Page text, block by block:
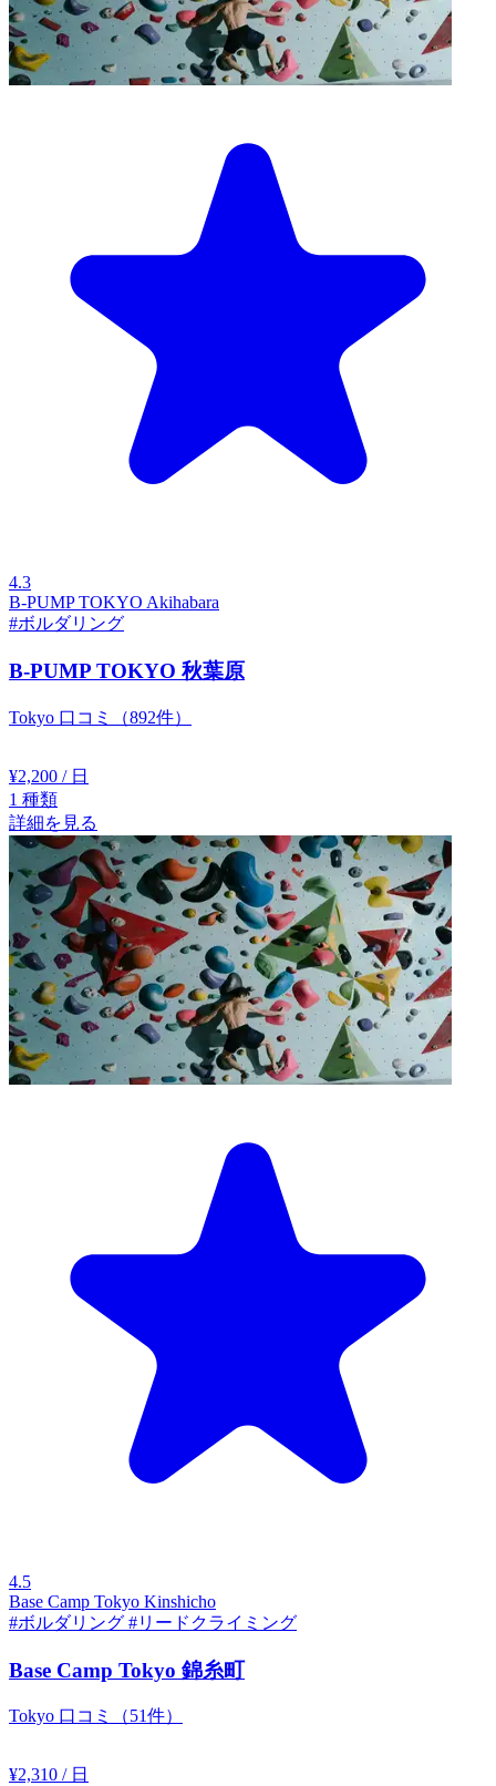
4.3
B-PUMP TOKYO Akihabara
#ボルダリング
B-PUMP TOKYO 秋葉原
Tokyo 口コミ（892件）
¥2,200 / 日
1 種類
詳細を見る
4.5
Base Camp Tokyo Kinshicho
#ボルダリング #リードクライミング
Base Camp Tokyo 錦糸町
Tokyo 口コミ（51件）
¥2,310 / 日